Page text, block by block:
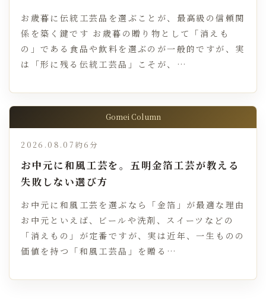
お歳暮に伝統工芸品を選ぶことが、最高級の信頼関
係を築く鍵です お歳暮の贈り物として「消えも
の」である食品や飲料を選ぶのが一般的ですが、実
は「形に残る伝統工芸品」こそが、…
Gomei Column
2026.08.07 約6分
お中元に和風工芸を。五明金箔工芸が教える
失敗しない選び方
お中元に和風工芸を選ぶなら「金箔」が最適な理由
お中元といえば、ビールや洗剤、スイーツなどの
「消えもの」が定番ですが、実は近年、一生ものの
価値を持つ「和風工芸品」を贈る…